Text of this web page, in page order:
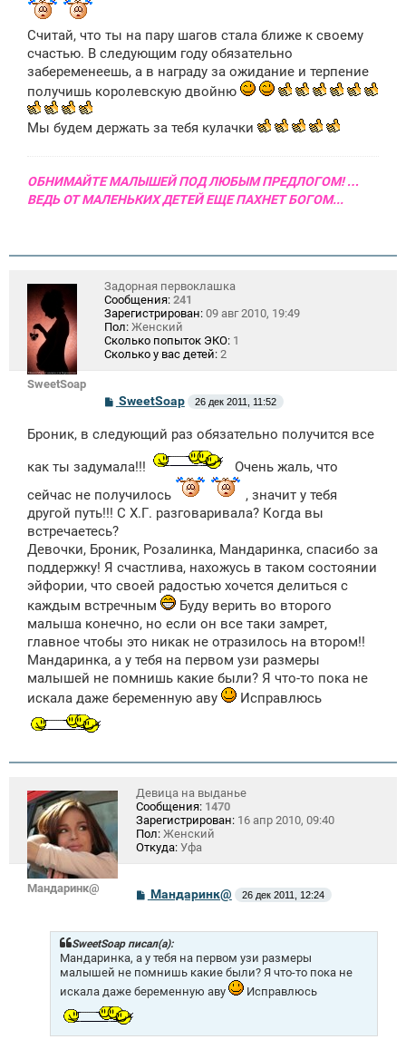
н
и
е
Считай, что ты на пару шагов стала ближе к своему
счастью. В следующим году обязательно
забеременеешь, а в награду за ожидание и терпение
получишь королевскую двойню
Мы будем держать за тебя кулачки
ОБНИМАЙТЕ МАЛЫШЕЙ ПОД ЛЮБЫМ ПРЕДЛОГОМ! …
ВЕДЬ ОТ МАЛЕНЬКИХ ДЕТЕЙ ЕЩЕ ПАХНЕТ БОГОМ...
SweetSoap
Задорная первоклашка
Сообщения: 241
Зарегистрирован: 09 авг 2010, 19:49
Пол: Женский
Сколько попыток ЭКО: 1
Сколько у вас детей: 2
С
о
б
е
н
е
SweetSoap 26 дек 2011, 11:52
Броник, в следующий раз обязательно получится все
как ты задумала!!!
Очень жаль, что
сейчас не получилось
, значит у тебя
другой путь!!! С Х.Г. разговаривала? Когда вы
встречаетесь?
Девочки, Броник, Розалинка, Мандаринка, спасибо за
поддержку! Я счастлива, нахожусь в таком состоянии
эйфории, что своей радостью хочется делиться с
каждым встречным
Буду верить во второго
малыша конечно, но если он все таки замрет,
главное чтобы это никак не отразилось на втором!!
Мандаринка, а у тебя на первом узи размеры
малышей не помнишь какие были? Я что-то пока не
искала даже беременную аву
Исправлюсь
Мандаринк@
Девица на выданье
Сообщения: 1470
Зарегистрирован: 16 апр 2010, 09:40
Пол: Женский
Откуда: Уфа
С
о
б
щ
е
н
и
е
Мандаринк@ 26 дек 2011, 12:24
SweetSoap писал(а):
Мандаринка, а у тебя на первом узи размеры
малышей не помнишь какие были? Я что-то пока не
искала даже беременную аву
Исправлюсь